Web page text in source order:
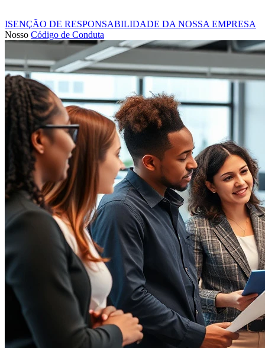
ISENÇÃO DE RESPONSABILIDADE DA NOSSA EMPRESA
Nosso Código de Conduta